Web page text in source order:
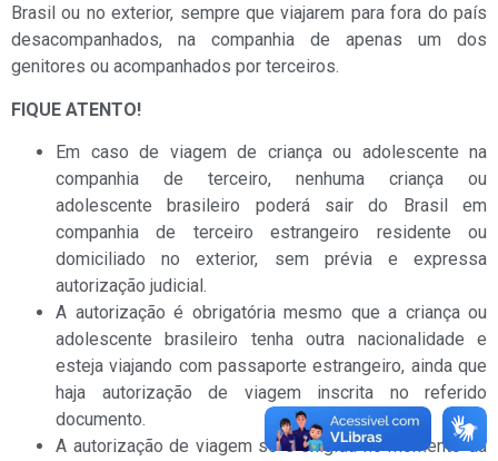
Brasil ou no exterior, sempre que viajarem para fora do país
desacompanhados, na companhia de apenas um dos
genitores ou acompanhados por terceiros.
FIQUE ATENTO!
Em caso de viagem de criança ou adolescente na
companhia de terceiro, nenhuma criança ou
adolescente brasileiro poderá sair do Brasil em
companhia de terceiro estrangeiro residente ou
domiciliado no exterior, sem prévia e expressa
autorização judicial.
A autorização é obrigatória mesmo que a criança ou
adolescente brasileiro tenha outra nacionalidade e
esteja viajando com passaporte estrangeiro, ainda que
haja autorização de viagem inscrita no referido
documento.
A autorização de viagem só é exigida no momento da